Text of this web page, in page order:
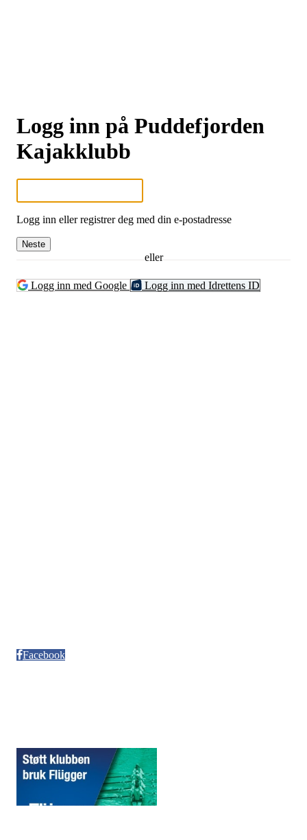
Logg inn på Puddefjorden
Kajakklubb
Logg inn eller registrer deg med din e-postadresse
Neste
eller
Logg inn med Google Logg inn med Idrettens ID
Facebook